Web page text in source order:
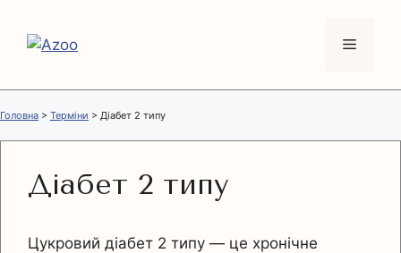
вмісту
Меню
Головна > Терміни > Діабет 2 типу
Діабет 2 типу
Цукровий діабет 2 типу — це хронічне